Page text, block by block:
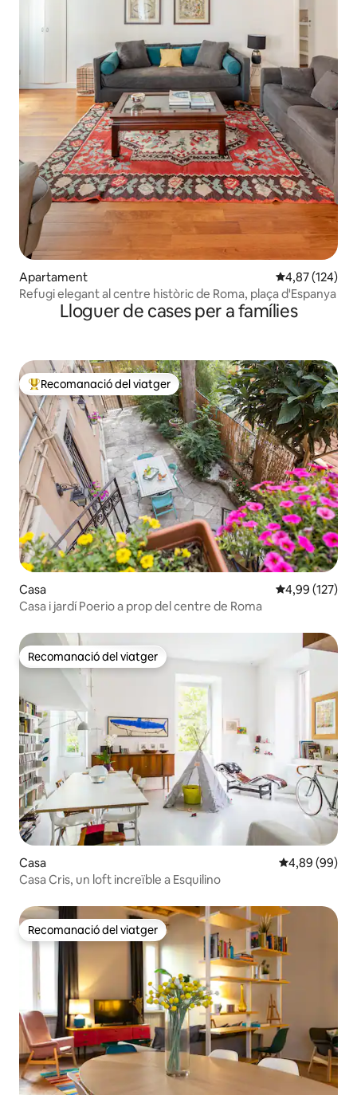
Apartament 4,87 de
4,87 (124)
Refugi elegant al centre històric de Roma, plaça d'Espanya
Lloguer de cases per a famílies
Principals recomanacions dels viatgers
Recomanació del viatger
Casa 4,99 de
4,99 (127)
Casa i jardí Poerio a prop del centre de Roma
Recomanació del viatger
Recomanació del viatger
Casa 4,89 de
4,89 (99)
Casa Cris, un loft increïble a Esquilino
Recomanació del viatger
Recomanació del viatger